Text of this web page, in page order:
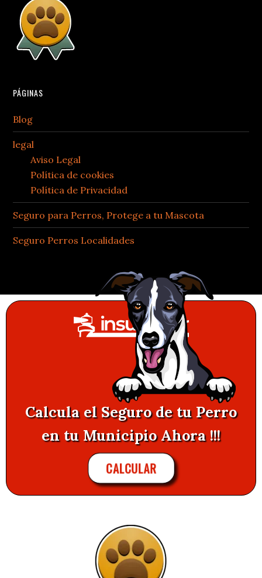
PÁGINAS
Blog
legal
Aviso Legal
Política de cookies
Política de Privacidad
Seguro para Perros, Protege a tu Mascota
Seguro Perros Localidades
Calcula el Seguro de tu Perro
en tu Municipio Ahora !!!
CALCULAR